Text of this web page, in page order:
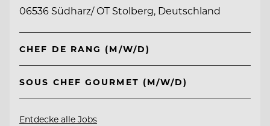
06536 Südharz/ OT Stolberg, Deutschland
CHEF DE RANG (M/W/D)
SOUS CHEF GOURMET (M/W/D)
Entdecke alle Jobs